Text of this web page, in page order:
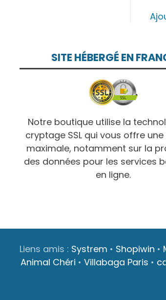
SITE HÉBERGÉ EN
Notre boutique utilise la
cryptage SSL qui vous offre
maximale, notamment sur la
des données pour les services
en ligne.
Liens amis : Systrem • Shopiwin •
Animal Chéri • Villabaga Paris •